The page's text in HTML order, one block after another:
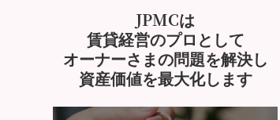
JPMCは
賃貸経営のプロとして
オーナーさまの問題を解決し
資産価値を最大化します